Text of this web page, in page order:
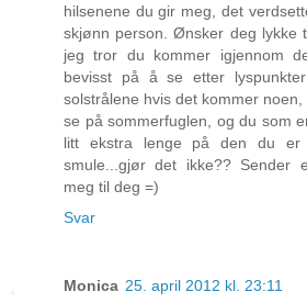
hilsenene du gir meg, det
skjønn person. Ønsker deg lykke
jeg tror du kommer igjennom
bevisst på å se etter
solstrålene hvis det kommer
se på sommerfuglen, og du som
litt ekstra lenge på den du
smule...gjør det ikke?? Sender
meg til deg =)
Svar
Monica 25. april 2012 kl. 23:11